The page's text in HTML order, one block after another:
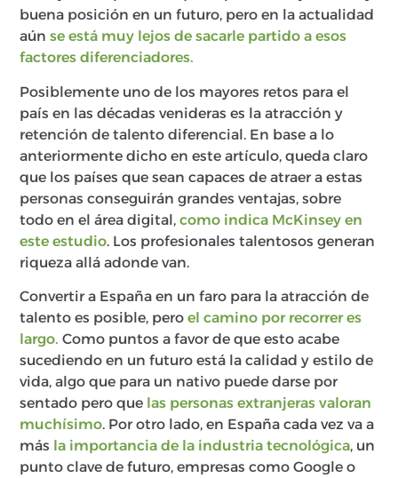
buena posición en un futuro, pero en la actualidad
aúnse está muy lejos de sacarle partido a esos
factores diferenciadores.
Posiblemente uno de los mayores retos para el
país en las décadas venideras es la atracción y
retención de talento diferencial. En base a lo
anteriormente dicho en este artículo, queda claro
que los países que sean capaces de atraer a estas
personas conseguirán grandes ventajas, sobre
todo en el área digital,como indica McKinsey en
este estudio. Los profesionales talentosos generan
riqueza allá adonde van.
Convertir a España en un faro para la atracción de
talento es posible, peroel camino por recorrer es
largo. Como puntos a favor de que esto acabe
sucediendo en un futuro está la calidad y estilo de
vida, algo que para un nativo puede darse por
sentado pero que las personas extranjeras valoran
muchísimo. Por otro lado, en España cada vez va a
más la importancia de la industria tecnológica, un
punto clave de futuro, empresas como Google o